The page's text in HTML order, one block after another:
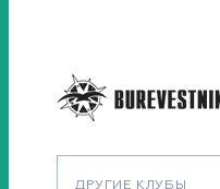
ДРУГИЕ КЛУБЫ